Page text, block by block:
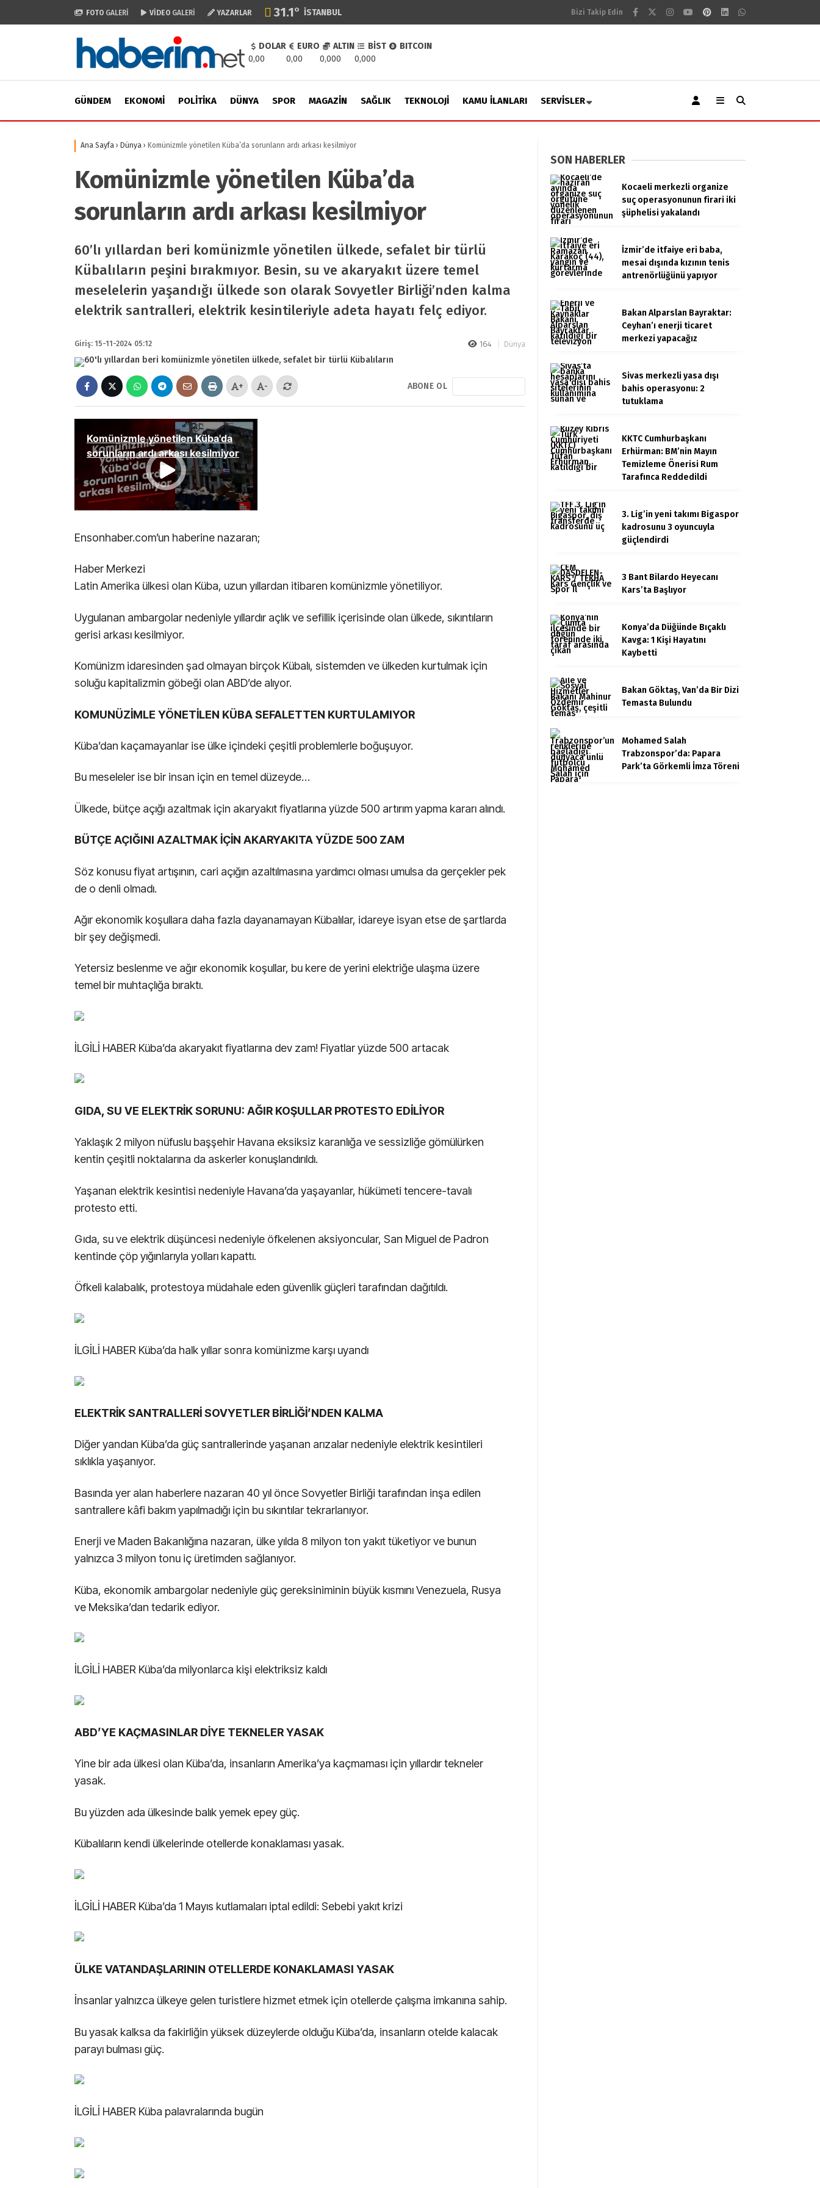
FOTO GALERİ VİDEO GALERİ YAZARLAR 31.1° İSTANBUL Bizi Takip Edin
DOLAR
0,00
EURO
0,00
ALTIN
0,000
BİST
0,000
BITCOIN
GÜNDEM EKONOMI POLITIKA DÜNYA SPOR MAGAZIN SAĞLIK TEKNOLOJI KAMU İLANLARI SERVISLER
Ana Sayfa › Dünya › Komünizmle yönetilen Küba’da sorunların ardı arkası kesilmiyor
Komünizmle yönetilen Küba’da
sorunların ardı arkası kesilmiyor
60’lı yıllardan beri komünizmle yönetilen ülkede, sefalet bir türlü
Kübalıların peşini bırakmıyor. Besin, su ve akaryakıt üzere temel
meselelerin yaşandığı ülkede son olarak Sovyetler Birliği’nden kalma
elektrik santralleri, elektrik kesintileriyle adeta hayatı felç ediyor.
Giriş: 15-11-2024 05:12 164 Dünya
+ - ABONE OL
Ensonhaber.com’un haberine nazaran;
Haber Merkezi
Latin Amerika ülkesi olan Küba, uzun yıllardan itibaren komünizmle yönetiliyor.
Uygulanan ambargolar nedeniyle yıllardır açlık ve sefillik içerisinde olan ülkede, sıkıntıların
gerisi arkası kesilmiyor.
Komünizm idaresinden şad olmayan birçok Kübalı, sistemden ve ülkeden kurtulmak için
soluğu kapitalizmin göbeği olan ABD’de alıyor.
KOMUNÜZİMLE YÖNETİLEN KÜBA SEFALETTEN KURTULAMIYOR
Küba’dan kaçamayanlar ise ülke içindeki çeşitli problemlerle boğuşuyor.
Bu meseleler ise bir insan için en temel düzeyde…
Ülkede, bütçe açığı azaltmak için akaryakıt fiyatlarına yüzde 500 artırım yapma kararı alındı.
BÜTÇE AÇIĞINI AZALTMAK İÇİN AKARYAKITA YÜZDE 500 ZAM
Söz konusu fiyat artışının, cari açığın azaltılmasına yardımcı olması umulsa da gerçekler pek
de o denli olmadı.
Ağır ekonomik koşullara daha fazla dayanamayan Kübalılar, idareye isyan etse de şartlarda
bir şey değişmedi.
Yetersiz beslenme ve ağır ekonomik koşullar, bu kere de yerini elektriğe ulaşma üzere
temel bir muhtaçlığa bıraktı.
İLGİLİ HABER Küba’da akaryakıt fiyatlarına dev zam! Fiyatlar yüzde 500 artacak
GIDA, SU VE ELEKTRİK SORUNU: AĞIR KOŞULLAR PROTESTO EDİLİYOR
Yaklaşık 2 milyon nüfuslu başşehir Havana eksiksiz karanlığa ve sessizliğe gömülürken
kentin çeşitli noktalarına da askerler konuşlandırıldı.
Yaşanan elektrik kesintisi nedeniyle Havana’da yaşayanlar, hükümeti tencere-tavalı
protesto etti.
Gıda, su ve elektrik düşüncesi nedeniyle öfkelenen aksiyoncular, San Miguel de Padron
kentinde çöp yığınlarıyla yolları kapattı.
Öfkeli kalabalık, protestoya müdahale eden güvenlik güçleri tarafından dağıtıldı.
İLGİLİ HABER Küba’da halk yıllar sonra komünizme karşı uyandı
ELEKTRİK SANTRALLERİ SOVYETLER BİRLİĞİ’NDEN KALMA
Diğer yandan Küba’da güç santrallerinde yaşanan arızalar nedeniyle elektrik kesintileri
sıklıkla yaşanıyor.
Basında yer alan haberlere nazaran 40 yıl önce Sovyetler Birliği tarafından inşa edilen
santrallere kâfi bakım yapılmadığı için bu sıkıntılar tekrarlanıyor.
Enerji ve Maden Bakanlığına nazaran, ülke yılda 8 milyon ton yakıt tüketiyor ve bunun
yalnızca 3 milyon tonu iç üretimden sağlanıyor.
Küba, ekonomik ambargolar nedeniyle güç gereksiniminin büyük kısmını Venezuela, Rusya
ve Meksika’dan tedarik ediyor.
İLGİLİ HABER Küba’da milyonlarca kişi elektriksiz kaldı
ABD’YE KAÇMASINLAR DİYE TEKNELER YASAK
Yine bir ada ülkesi olan Küba’da, insanların Amerika’ya kaçmaması için yıllardır tekneler
yasak.
Bu yüzden ada ülkesinde balık yemek epey güç.
Kübalıların kendi ülkelerinde otellerde konaklaması yasak.
İLGİLİ HABER Küba’da 1 Mayıs kutlamaları iptal edildi: Sebebi yakıt krizi
ÜLKE VATANDAŞLARININ OTELLERDE KONAKLAMASI YASAK
İnsanlar yalnızca ülkeye gelen turistlere hizmet etmek için otellerde çalışma imkanına sahip.
Bu yasak kalksa da fakirliğin yüksek düzeylerde olduğu Küba’da, insanların otelde kalacak
parayı bulması güç.
İLGİLİ HABER Küba palavralarında bugün
SON HABERLER
Kocaeli merkezli organize
suç operasyonunun firari iki
şüphelisi yakalandı
İzmir’de itfaiye eri baba,
mesai dışında kızının tenis
antrenörlüğünü yapıyor
Bakan Alparslan Bayraktar:
Ceyhan’ı enerji ticaret
merkezi yapacağız
Sivas merkezli yasa dışı
bahis operasyonu: 2
tutuklama
KKTC Cumhurbaşkanı
Erhürman: BM’nin Mayın
Temizleme Önerisi Rum
Tarafınca Reddedildi
3. Lig’in yeni takımı Bigaspor
kadrosunu 3 oyuncuyla
güçlendirdi
3 Bant Bilardo Heyecanı
Kars’ta Başlıyor
Konya’da Düğünde Bıçaklı
Kavga: 1 Kişi Hayatını
Kaybetti
Bakan Göktaş, Van’da Bir Dizi
Temasta Bulundu
Mohamed Salah
Trabzonspor’da: Papara
Park’ta Görkemli İmza Töreni